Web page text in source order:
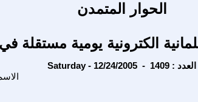
الحوار المتمدن
الكترونية يومية مستقلة
Saturday - 12/24/2005 - العدد : 1409